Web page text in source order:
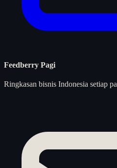
Feedberry Pagi
Ringkasan bisnis Indonesia setiap